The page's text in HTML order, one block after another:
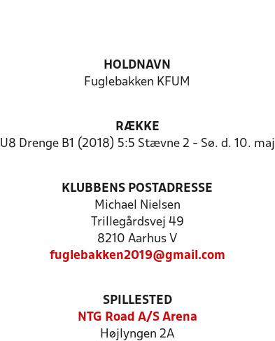
HOLDNAVN
Fuglebakken KFUM
RÆKKE
U8 Drenge B1 (2018) 5:5 Stævne 2 - Sø. d. 10. maj
KLUBBENS POSTADRESSE
Michael Nielsen
Trillegårdsvej 49
8210 Aarhus V
fuglebakken2019@gmail.com
SPILLESTED
NTG Road A/S Arena
Højlyngen 2A